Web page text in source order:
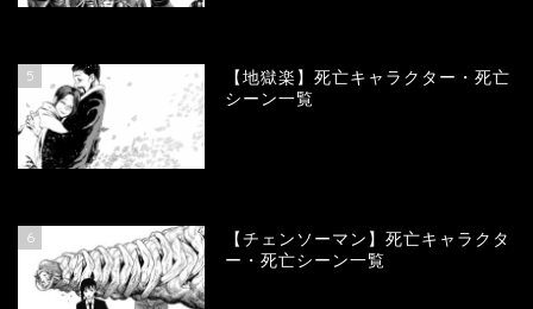
5
【地獄楽】死亡キャラクター・死亡
シーン一覧
6
【チェンソーマン】死亡キャラクタ
ー・死亡シーン一覧